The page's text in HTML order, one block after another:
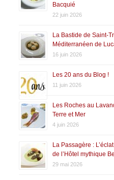
Bacquié
22 juin 2026
La Bastide de Saint-
Méditerranéen de
16 juin 2026
Les 20 ans du Blog !
11 juin 2026
Les Roches au
Terre et Mer
4 juin 2026
La Passagère :
de l’Hôtel mythique
29 mai 2026